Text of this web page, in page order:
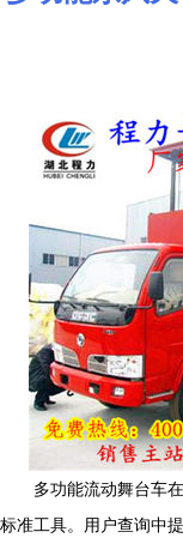
多功能流动舞台车
标准工具。用户查询中